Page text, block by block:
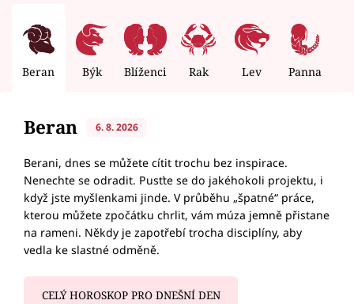
Beran Býk Blíženci Rak Lev Panna
Beran 6. 8. 2026
Berani, dnes se můžete cítit trochu bez inspirace.
Nenechte se odradit. Pusťte se do jakéhokoli projektu, i
když jste myšlenkami jinde. V průběhu „špatné“ práce,
kterou můžete zpočátku chrlit, vám múza jemně přistane
na rameni. Někdy je zapotřebí trocha disciplíny, aby
vedla ke slastné odměně.
CELÝ HOROSKOP PRO DNEŠNÍ DEN